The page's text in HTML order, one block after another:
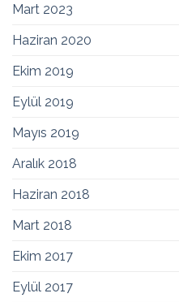
Mart 2023
Haziran 2020
Ekim 2019
Eylül 2019
Mayıs 2019
Aralık 2018
Haziran 2018
Mart 2018
Ekim 2017
Eylül 2017